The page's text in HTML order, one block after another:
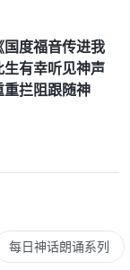
国度福音传进我
生有幸听见神声
拦阻跟随神
每日神话朗诵系列